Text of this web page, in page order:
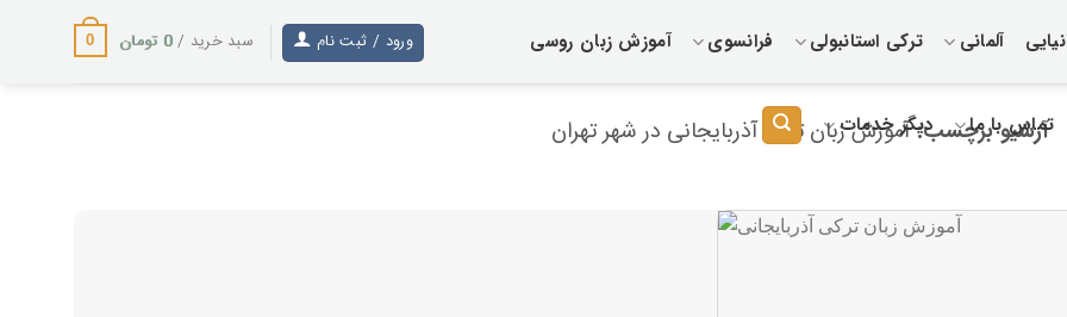
آلمانی ترکی استانبولی فرانسوی آموزش زبان روسی
تماس با ما دیگر خدمات
ورود / ثبت نام سبد خرید /0 تومان 0
آرشیو برچسب:آموزش زبان ترکی آذربایجانی در شهر تهران